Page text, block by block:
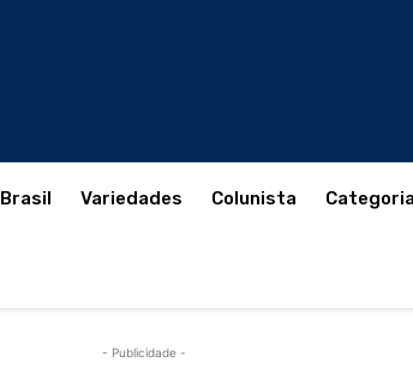
Brasil Variedades Colunista
- Publicidade -